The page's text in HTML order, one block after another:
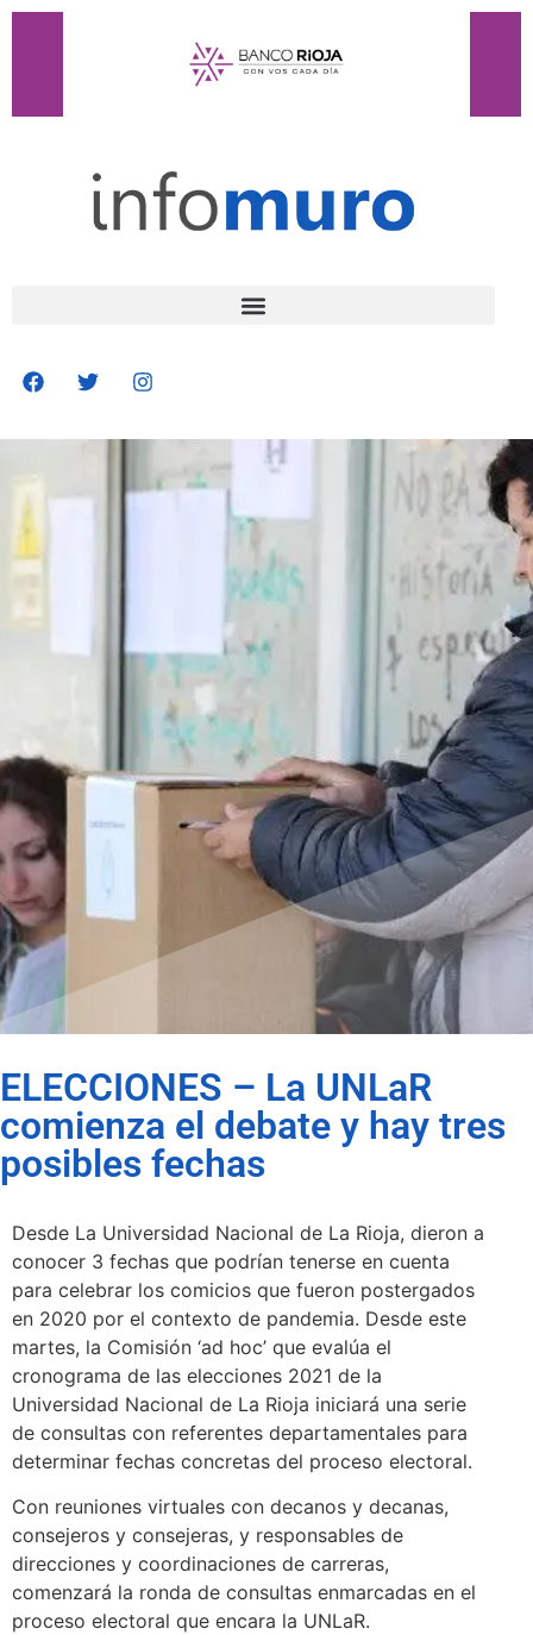
ELECCIONES – La UNLaR
comienza el debate y hay tres
posibles fechas
Desde La Universidad Nacional de La Rioja, dieron a
conocer 3 fechas que podrían tenerse en cuenta
para celebrar los comicios que fueron postergados
en 2020 por el contexto de pandemia. Desde este
martes, la Comisión ‘ad hoc’ que evalúa el
cronograma de las elecciones 2021 de la
Universidad Nacional de La Rioja iniciará una serie
de consultas con referentes departamentales para
determinar fechas concretas del proceso electoral.
Con reuniones virtuales con decanos y decanas,
consejeros y consejeras, y responsables de
direcciones y coordinaciones de carreras,
comenzará la ronda de consultas enmarcadas en el
proceso electoral que encara la UNLaR.